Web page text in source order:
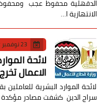
الدقهلية محفوظ عجب
الانتهازية ا…
23 نوفمبر 2022
لائحة
الاعمال
لائحة الموارد البشرية
سراج الدين كشفت مصادر مؤكدة